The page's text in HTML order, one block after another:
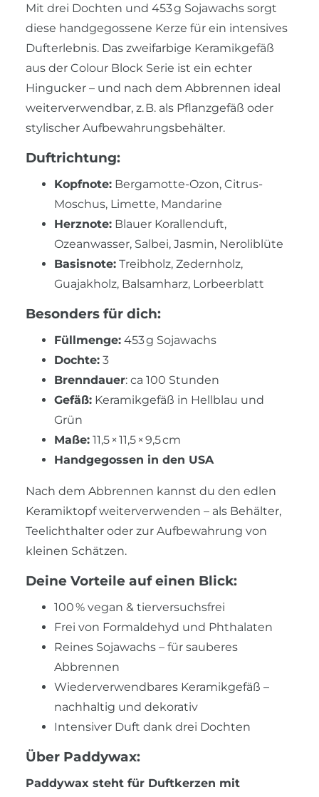
Mit drei Dochten und 453 g Sojawachs sorgt
diese handgegossene Kerze für ein intensives
Dufterlebnis. Das zweifarbige Keramikgefäß
aus der Colour Block Serie ist ein echter
Hingucker – und nach dem Abbrennen ideal
weiterverwendbar, z. B. als Pflanzgefäß oder
stylischer Aufbewahrungsbehälter.
Duftrichtung:
Kopfnote: Bergamotte-Ozon, Citrus-
Moschus, Limette, Mandarine
Herznote: Blauer Korallenduft,
Ozeanwasser, Salbei, Jasmin, Neroliblüte
Basisnote: Treibholz, Zedernholz,
Guajakholz, Balsamharz, Lorbeerblatt
Besonders für dich:
Füllmenge: 453 g Sojawachs
Dochte: 3
Brenndauer: ca 100 Stunden
Gefäß: Keramikgefäß in Hellblau und
Grün
Maße: 11,5 × 11,5 × 9,5 cm
Handgegossen in den USA
Nach dem Abbrennen kannst du den edlen
Keramiktopf weiterverwenden – als Behälter,
Teelichthalter oder zur Aufbewahrung von
kleinen Schätzen.
Deine Vorteile auf einen Blick:
100 % vegan & tierversuchsfrei
Frei von Formaldehyd und Phthalaten
Reines Sojawachs – für sauberes
Abbrennen
Wiederverwendbares Keramikgefäß –
nachhaltig und dekorativ
Intensiver Duft dank drei Dochten
Über Paddywax:
Paddywax steht für Duftkerzen mit